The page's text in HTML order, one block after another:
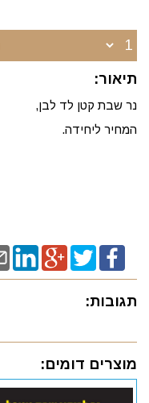
תיאור:
נר שבת קטן לד לבן,
המחיר ליחידה.
תגובות:
מוצרים דומים: